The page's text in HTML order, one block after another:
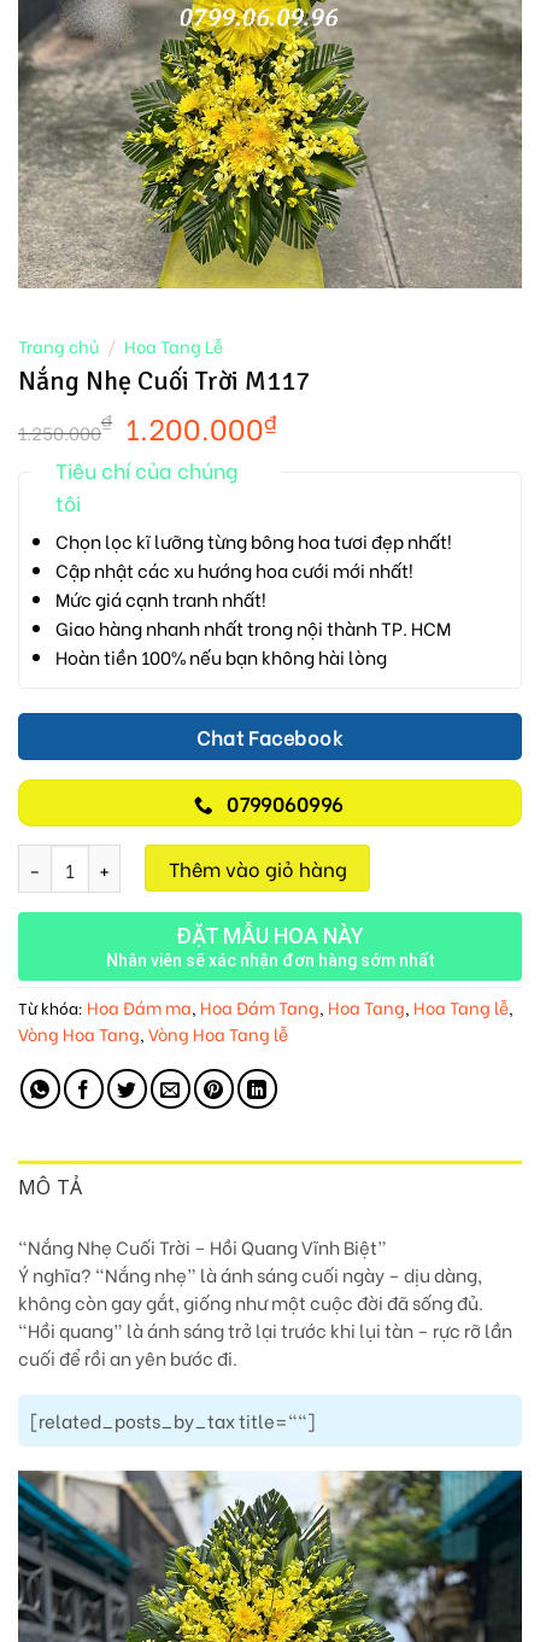
Trang chủ / Hoa Tang Lễ
Nắng Nhẹ Cuối Trời M117
1.250.000₫ 1.200.000₫
Tiêu chí của chúng
tôi
Chọn lọc kĩ lưỡng từng bông hoa tươi đẹp nhất!
Cập nhật các xu hướng hoa cưới mới nhất!
Mức giá cạnh tranh nhất!
Giao hàng nhanh nhất trong nội thành TP. HCM
Hoàn tiền 100% nếu bạn không hài lòng
Chat Facebook
0799060996
Nắng Nhẹ Cuối Trời M117 số lượng
Thêm vào giỏ hàng
ĐẶT MẪU HOA NÀY
Nhân viên sẽ xác nhận đơn hàng sớm nhất
Từ khóa: Hoa Đám ma, Hoa Đám Tang, Hoa Tang, Hoa Tang lễ,
Vòng Hoa Tang, Vòng Hoa Tang lễ
MÔ TẢ
“Nắng Nhẹ Cuối Trời – Hồi Quang Vĩnh Biệt”
Ý nghĩa? “Nắng nhẹ” là ánh sáng cuối ngày – dịu dàng,
không còn gay gắt, giống như một cuộc đời đã sống đủ.
“Hồi quang” là ánh sáng trở lại trước khi lụi tàn – rực rỡ lần
cuối để rồi an yên bước đi.
[related_posts_by_tax title=""]